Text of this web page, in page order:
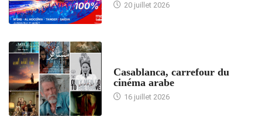
20 juillet 2026
Casablanca, carrefour du
cinéma arabe
16 juillet 2026